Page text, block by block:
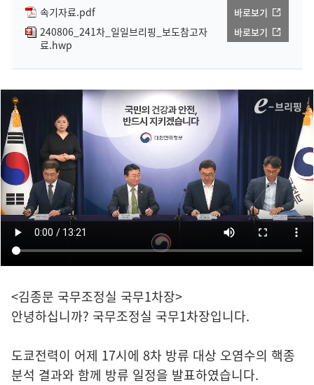
속기자료.pdf 바로보기
240806_241차_일일브리핑_보도참고자
료.hwp
바로보기
<김종문 국무조정실 국무1차장>
안녕하십니까? 국무조정실 국무1차장입니다.
도쿄전력이 어제 17시에 8차 방류 대상 오염수의 핵종
분석 결과와 함께 방류 일정을 발표하였습니다.